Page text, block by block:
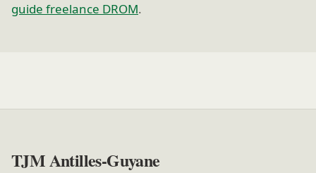
guide freelance DROM.
TJM Antilles-Guyane